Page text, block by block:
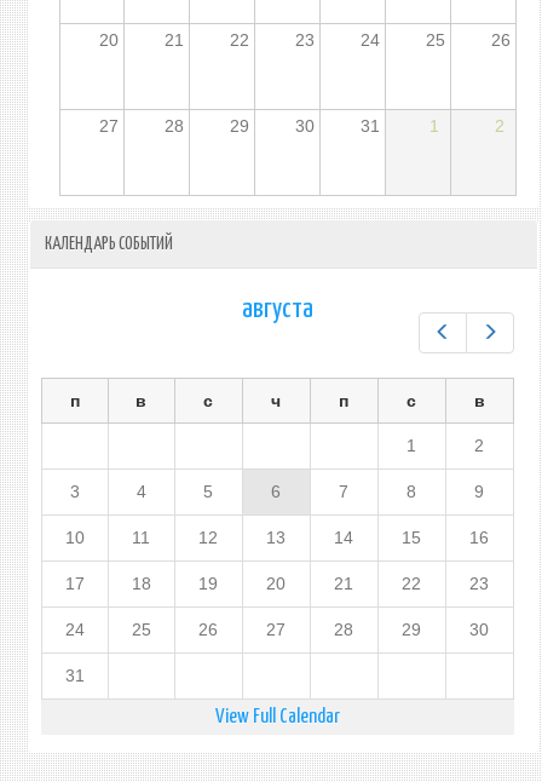
20 21 22 23 24 25 26
27 28 29 30 31 1 2
КАЛЕНДАРЬ СОБЫТИЙ
августа
п в с ч п с в
1 2
3 4 5 6 7 8 9
10 11 12 13 14 15 16
17 18 19 20 21 22 23
24 25 26 27 28 29 30
31
View Full Calendar